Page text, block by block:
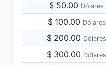
$ 50.00 Dólares
$ 100.00 Dólares
$ 200.00 Dólares
$ 300.00 Dólares